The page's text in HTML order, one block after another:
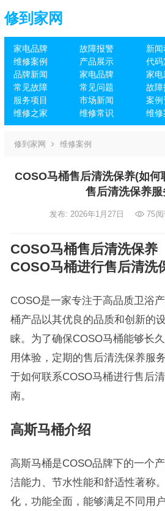
修到家网
家电品牌 故障报警 新
维修案例
产品展示 代码
品牌新闻
家电品牌 家电
常见故障
常见问题 故障
服务项目
市场新闻 案例
维修之家
维修常识 维修
修到家网 维修案例
COSO马桶售后清洗保养(如
售后清洗保养服
发布: 2026年1月27日 75
COSO马桶售后清洗保养
COSO马桶进行售后清洗
COSO是一家专注于高品质卫浴
桶产品以其优良的品质和创新的
睐。为了确保COSO马桶能够长
用体验，定期的售后清洗保养服
于如何联系COSO马桶进行售后
南。
高斯马桶介绍
高斯马桶是COSO品牌下的一个
洁能力、节水性能和舒适性著称
化，功能全面，能够满足不同用